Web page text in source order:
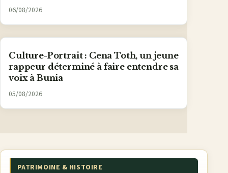
06/08/2026
Culture-Portrait : Cena Toth, un jeune
rappeur déterminé à faire entendre sa
voix à Bunia
05/08/2026
PATRIMOINE & HISTOIRE